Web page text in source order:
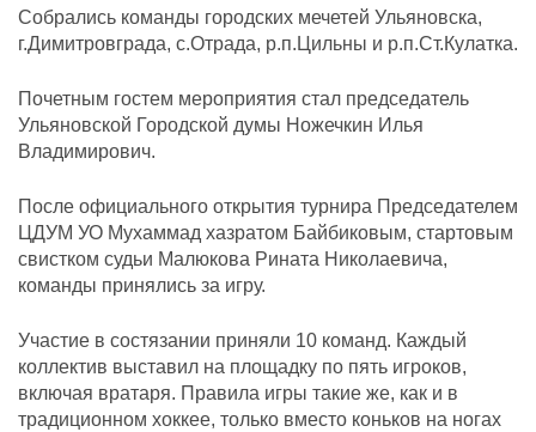
Собрались команды городских мечетей Ульяновска,
г.Димитровграда, с.Отрада, р.п.Цильны и р.п.Ст.Кулатка.
Почетным гостем мероприятия стал председатель
Ульяновской Городской думы Ножечкин Илья
Владимирович.
После официального открытия турнира Председателем
ЦДУМ УО Мухаммад хазратом Байбиковым, стартовым
свистком судьи Малюкова Рината Николаевича,
команды принялись за игру.
Участие в состязании приняли 10 команд. Каждый
коллектив выставил на площадку по пять игроков,
включая вратаря. Правила игры такие же, как и в
традиционном хоккее, только вместо коньков на ногах